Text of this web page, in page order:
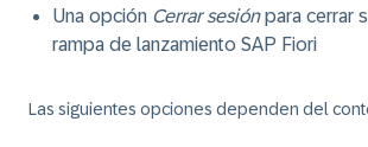
Una opción Cerrar sesiónpara cerrar
rampa de lanzamiento SAP Fiori
Las siguientes opciones dependen del